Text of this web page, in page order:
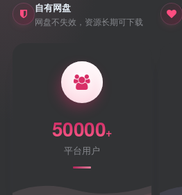
自有网盘
网盘不失效，资源长期可下载
50000+
平台用户